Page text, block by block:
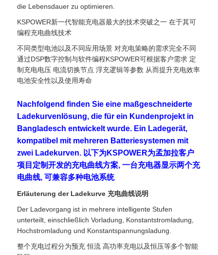
die Lebensdauer zu optimieren.
KSPOWER新一代智能充电器最大的技术突破之一 在于其可
编程充电曲线技术
不同类型电池以及不同应用场景 对充电策略的需求完全不同
通过DSP数字控制与软件编程KSPOWER可根据客户需求 定
制充电电压 电流切换节点 浮充逻辑等参数 从而提升充电效率
电池安全性以及使用寿命
Nachfolgend finden Sie eine maßgeschneiderte
Ladekurvenlösung, die für ein Kundenprojekt in
Bangladesch entwickelt wurde. Ein Ladegerät,
kompatibel mit mehreren Batteriesystemen mit
zwei Ladekurven. 以下为KSPOWER为孟加拉客户
项目定制开发的充电曲线方案, 一台充电器显示两个充
电曲线, 可兼容多种电池系统
Erläuterung der Ladekurve 充电曲线说明
Der Ladevorgang ist in mehrere intelligente Stufen
unterteilt, einschließlich Vorladung, Konstantstromladung,
Hochstromladung und Konstantspannungsladung.
整个充电过程分为预充 恒流 高功率充电以及恒压等多个智能